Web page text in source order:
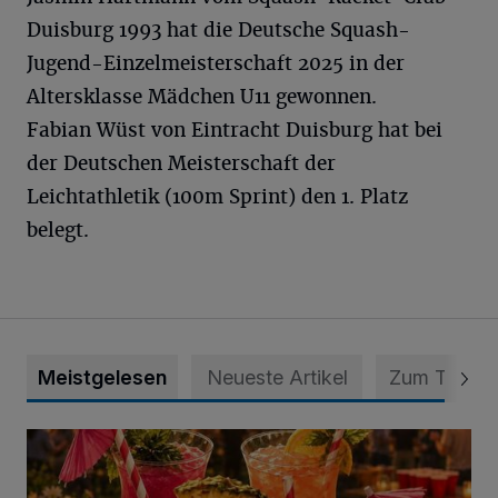
Duisburg 1993 hat die Deutsche Squash-
Jugend-Einzelmeisterschaft 2025 in der
Altersklasse Mädchen U11 gewonnen.
Fabian Wüst von Eintracht Duisburg hat bei
der Deutschen Meisterschaft der
Leichtathletik (100m Sprint) den 1. Platz
belegt.
Meistgelesen Neueste Artikel Zum Thema
SV Moers-Vinn lädt zum Sommerfest